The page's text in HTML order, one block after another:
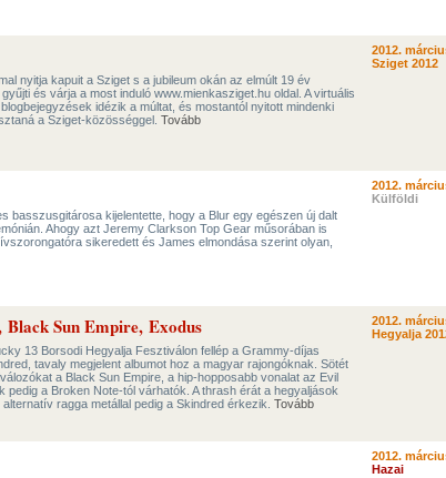
nyitja kapuit a Sziget s a jubileum okán az elmúlt 19 év
és várja a most induló www.mienkasziget.hu oldal. A virtuális
idézik a múltat, és mostantól nyitott mindenki
a Sziget-közösséggel. Tovább
2012.
Sziget 2012
basszusgitárosa kijelentette, hogy a Blur egy egészen új dalt
Ahogy azt Jeremy Clarkson Top Gear műsorában is
sikeredett és James elmondása szerint olyan,
2012.
Külföldi
Sun Empire, Exodus
13 Borsodi Hegyalja Fesztiválon fellép a Grammy-díjas
tavaly megjelent albumot hoz a magyar rajongóknak. Sötét
a Black Sun Empire, a hip-hopposabb vonalat az Evil
pedig a Broken Note-tól várhatók. A thrash érát a hegyaljások
ragga metállal pedig a Skindred érkezik. Tovább
2012.
Hegyalja
2012.
Hazai